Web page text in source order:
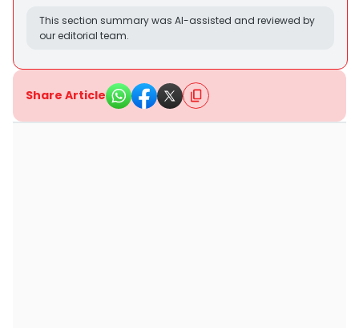
This section summary was AI-assisted and reviewed by
our editorial team.
Share Article